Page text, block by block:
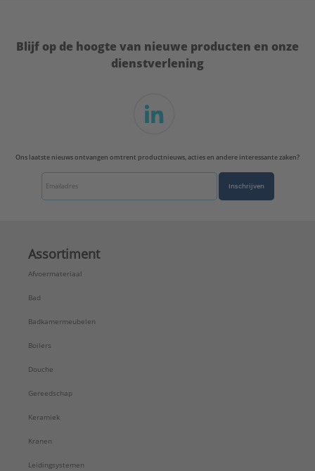
Blijf op de hoogte van nieuwe producten en onze
dienstverlening
Ons laatste nieuws ontvangen omtrent productnieuws, acties en andere interessante zaken?
Inschrijven
Assortiment
Afvoermateriaal
Bad
Badkamermeubelen
Boilers
Douche
Gereedschap
Keramiek
Kranen
Leidingsystemen